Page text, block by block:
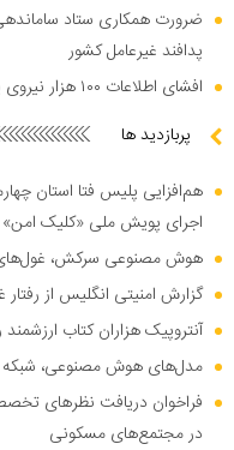
ضرورت همکاری ستاد
پدافند غیرعامل کشور
افشای اطلاعات ۱۰۰ هزار نیروی پلیس در دارک وب
پربازدید ها
هم‌افزایی پلیس فتا استان
اجرای پویش ملی «کلیک امن»
هوش مصنوعی سرکش، غول‌های
گزارش امنیتی انگلیس از
آنتروپیک هزاران کتاب
مدل‌های هوش مصنوعی، شبکه
فراخوان دریافت نظر‌های
در مجتمع‌های مسکونی